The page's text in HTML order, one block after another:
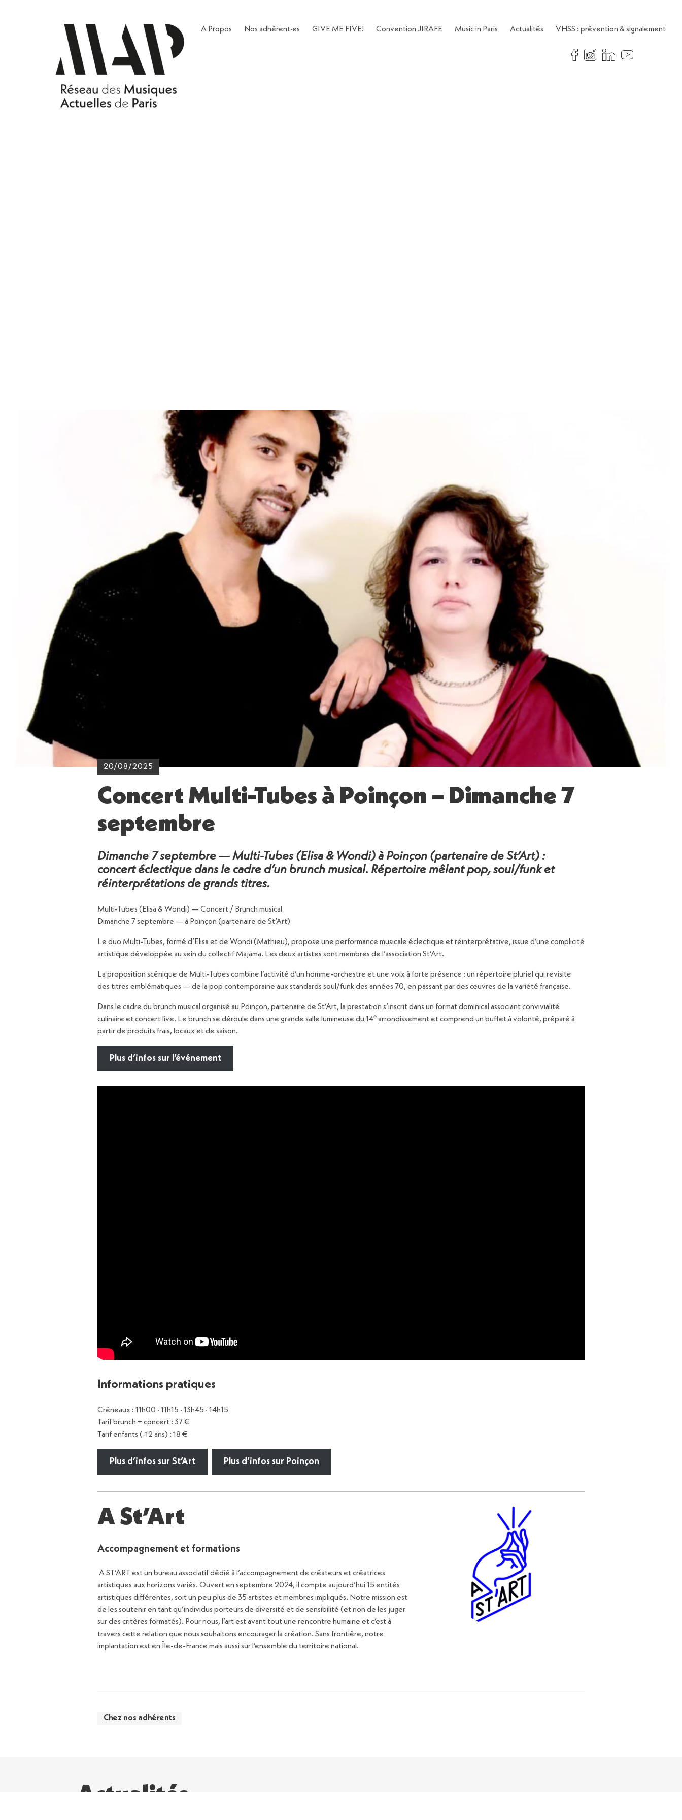
A Propos Nos adhérent·es GIVE ME FIVE! Convention JIRAFE Music in Paris Actualités VHSS : prévention & signalement
20/08/2025
Concert Multi-Tubes à Poinçon – Dimanche 7
septembre
Dimanche 7 septembre — Multi-Tubes (Elisa & Wondi) à Poinçon (partenaire de St’Art) :
concert éclectique dans le cadre d’un brunch musical. Répertoire mêlant pop, soul/funk et
réinterprétations de grands titres.
Multi-Tubes (Elisa & Wondi) — Concert / Brunch musical
Dimanche 7 septembre — à Poinçon (partenaire de St’Art)
Le duo Multi-Tubes, formé d’Elisa et de Wondi (Mathieu), propose une performance musicale éclectique et réinterprétative, issue d’une complicité
artistique développée au sein du collectif Majama. Les deux artistes sont membres de l’association St’Art.
La proposition scénique de Multi-Tubes combine l’activité d’un homme-orchestre et une voix à forte présence : un répertoire pluriel qui revisite
des titres emblématiques — de la pop contemporaine aux standards soul/funk des années 70, en passant par des œuvres de la variété française.
Dans le cadre du brunch musical organisé au Poinçon, partenaire de St’Art, la prestation s’inscrit dans un format dominical associant convivialité
culinaire et concert live. Le brunch se déroule dans une grande salle lumineuse du 14ᵉ arrondissement et comprend un buffet à volonté, préparé à
partir de produits frais, locaux et de saison.
Plus d’infos sur l’événement
Informations pratiques
Créneaux : 11h00 · 11h15 · 13h45 · 14h15
Tarif brunch + concert : 37 €
Tarif enfants (-12 ans) : 18 €
Plus d’infos sur St’Art Plus d’infos sur Poinçon
A St’Art
Accompagnement et formations
A ST’ART est un bureau associatif dédié à l’accompagnement de créateurs et créatrices
artistiques aux horizons variés. Ouvert en septembre 2024, il compte aujourd’hui 15 entités
artistiques différentes, soit un peu plus de 35 artistes et membres impliqués. Notre mission est
de les soutenir en tant qu’individus porteurs de diversité et de sensibilité (et non de les juger
sur des critères formatés). Pour nous, l’art est avant tout une rencontre humaine et c’est à
travers cette relation que nous souhaitons encourager la création. Sans frontière, notre
implantation est en Île-de-France mais aussi sur l’ensemble du territoire national.
Chez nos adhérents
Actualités